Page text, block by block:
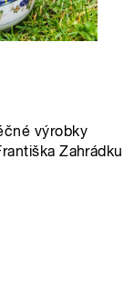
výrobky
Zahrádku